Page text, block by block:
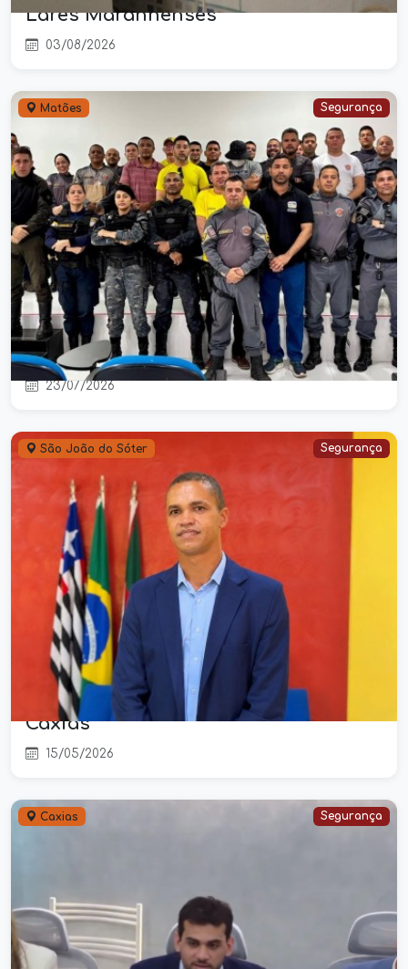
Lares Maranhenses
03/08/2026
Matões Segurança
Agentes do DMTRANS de Matões
participam de curso especializado
de identificação veicular
23/07/2026
São João do Sóter Segurança
Vereador Irmão Itamar cobra reforço
na segurança pública de São João
do Sóter durante audiência em
Caxias
15/05/2026
Caxias Segurança